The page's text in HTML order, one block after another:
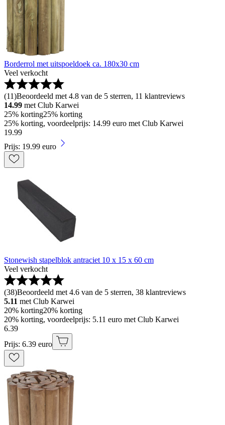
Borderrol met uitspoeldoek ca. 180x30 cm
Veel verkocht
(11)Beoordeeld met 4.8 van de 5 sterren, 11 klantreviews
14.99 met Club Karwei
25% korting25% korting
25% korting, voordeelprijs: 14.99 euro met Club Karwei
19.99
Prijs: 19.99 euro
Stonewish stapelblok antraciet 10 x 15 x 60 cm
Veel verkocht
(38)Beoordeeld met 4.6 van de 5 sterren, 38 klantreviews
5.11 met Club Karwei
20% korting20% korting
20% korting, voordeelprijs: 5.11 euro met Club Karwei
6.39
Prijs: 6.39 euro